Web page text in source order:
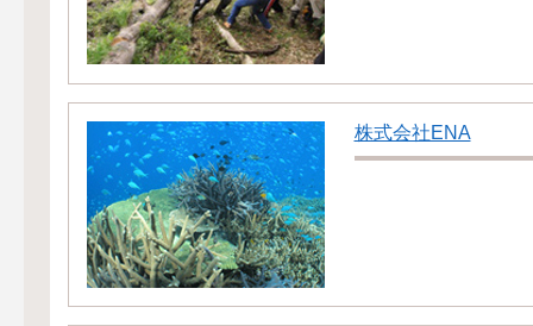
株式会社ENA